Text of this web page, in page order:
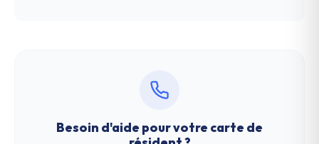
Besoin d'aide pour votre carte de